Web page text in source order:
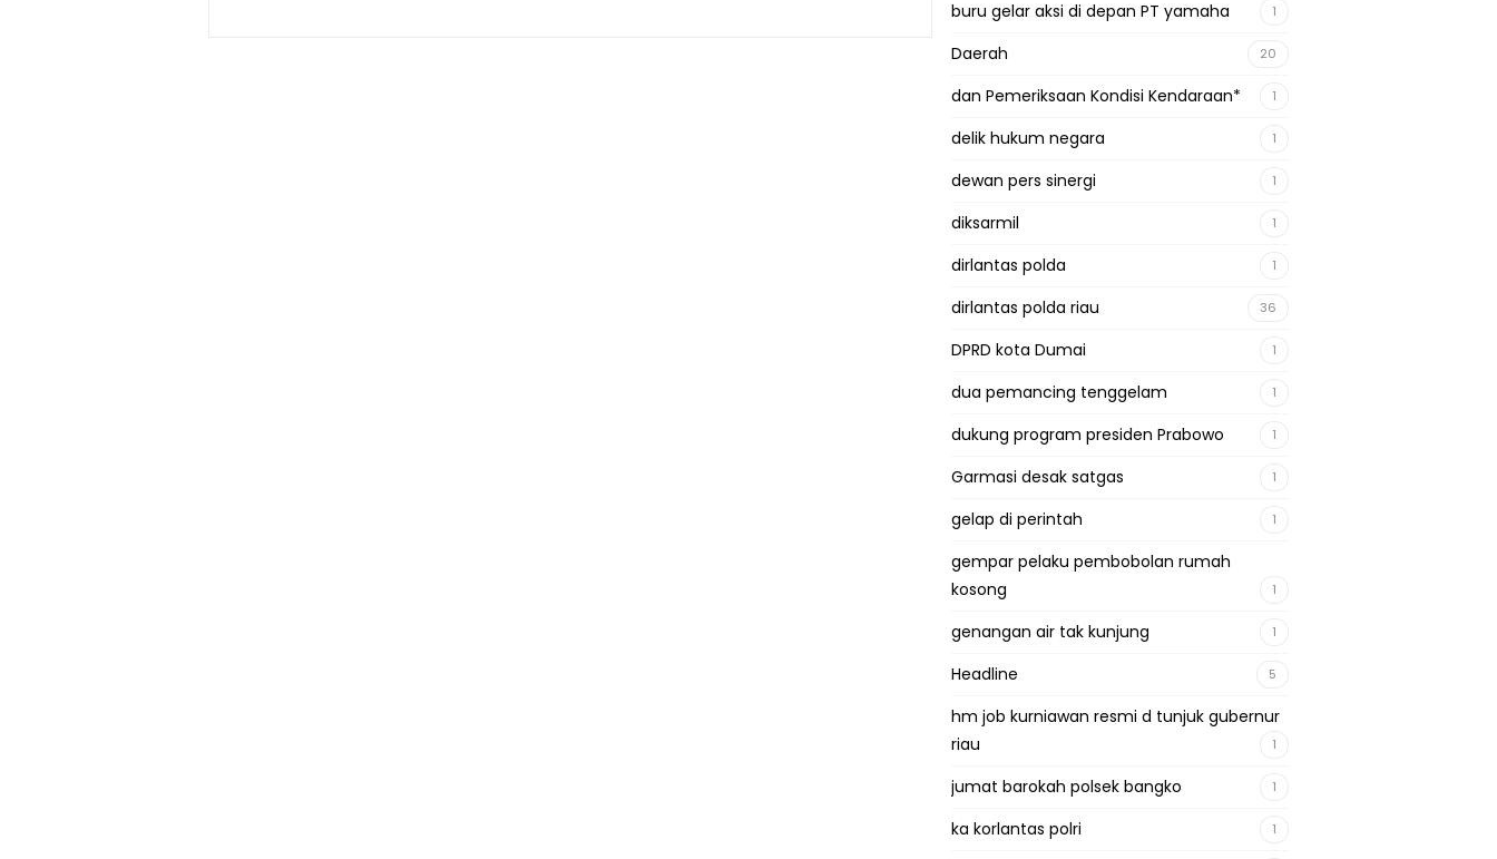
buru gelar aksi di depan PT yamaha 1
Daerah 20
dan Pemeriksaan Kondisi Kendaraan* 1
delik hukum negara 1
dewan pers sinergi 1
diksarmil 1
dirlantas polda 1
dirlantas polda riau 36
DPRD kota Dumai 1
dua pemancing tenggelam 1
dukung program presiden Prabowo 1
Garmasi desak satgas 1
gelap di perintah 1
gempar pelaku pembobolan rumah
kosong
1
genangan air tak kunjung 1
Headline 5
hm job kurniawan resmi d tunjuk gubernur
riau
1
jumat barokah polsek bangko 1
ka korlantas polri 1